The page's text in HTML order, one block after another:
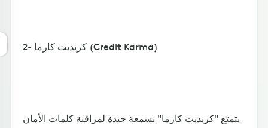
2- كريديت كارما (Credit Karma)
يتمتع "كريديت كارما" بسمعة جيدة لمراقبة كلمات الأمان